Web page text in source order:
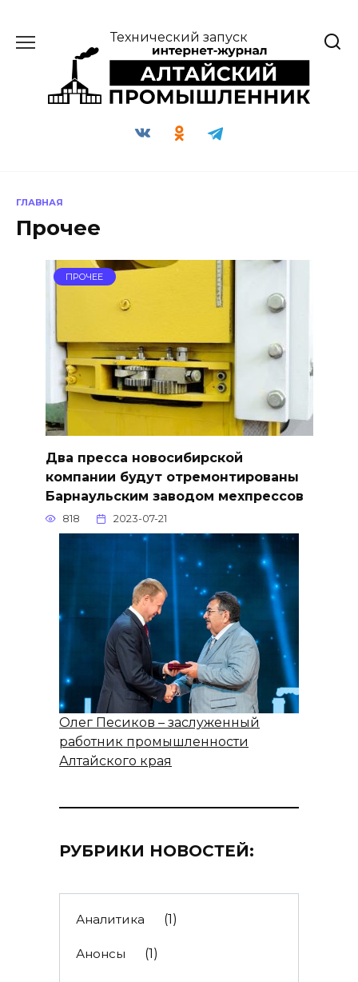
содержанию
Технический запуск
ГЛАВНАЯ
Прочее
ПРОЧЕЕ
Два пресса новосибирской
компании будут отремонтированы
Барнаульским заводом мехпрессов
818 2023-07-21
Олег Песиков – заслуженный
работник промышленности
Алтайского края
РУБРИКИ НОВОСТЕЙ:
Аналитика (1)
Анонсы (1)